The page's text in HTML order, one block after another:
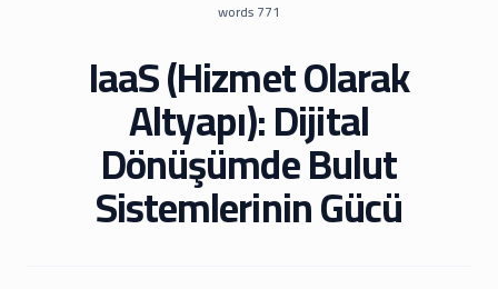
771
IaaS (Hizmet Olarak
Altyapı): Dijital
Dönüşümde Bulut
Sistemlerinin Gücü